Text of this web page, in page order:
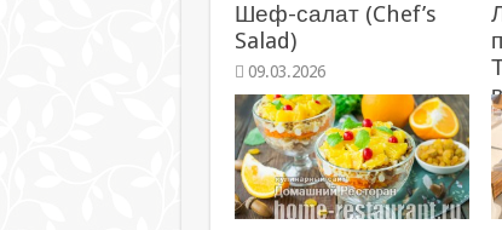
Шеф-салат (Chef’s
Salad)
09.03.2026